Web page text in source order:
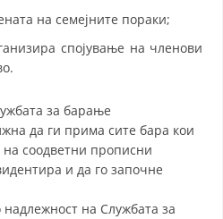
СТАНИЦА ВОДНО
И ДЕЈСТВУВАЊЕ ПРИ КАТАСТРОФИ
СО ЈАВНОСТ
НА ЈАВНО МИСЛЕЊЕ
СОРАБОТКА
на семејните пораки;
спојување на членови
за барање
да ги прима сите бара кои
на соодветни прописни
и да го започне
на Службата за